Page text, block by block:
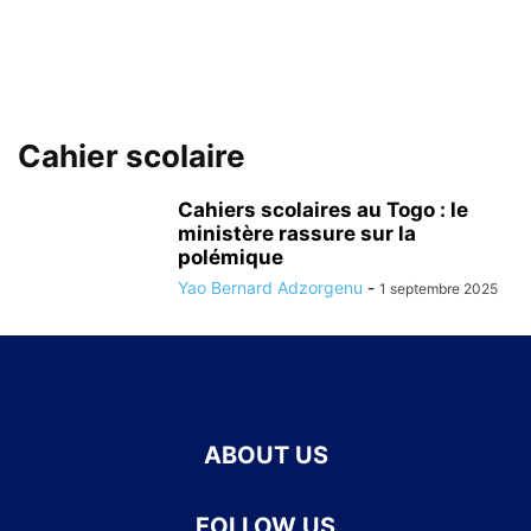
Cahier scolaire
Cahiers scolaires au Togo : le
ministère rassure sur la
polémique
Yao Bernard Adzorgenu - 1 septembre 2025
ABOUT US